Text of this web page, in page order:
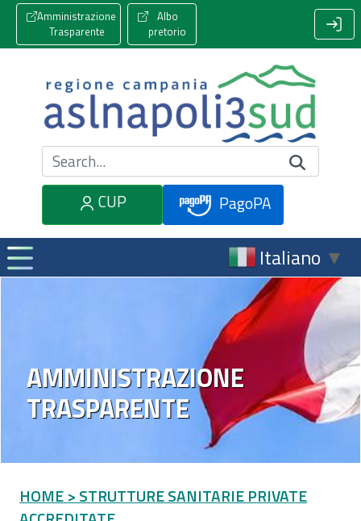
Amministrazione
Trasparente
Albo
pretorio
Cerca nel sito
CUP
PagoPA
Italiano ▼
AMMINISTRAZIONE
TRASPARENTE
HOME > STRUTTURE SANITARIE PRIVATE